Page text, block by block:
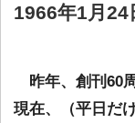
1966年1月24
昨年、創刊60
現在、（平日だ